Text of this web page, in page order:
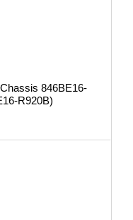
846BE16-
R920B)